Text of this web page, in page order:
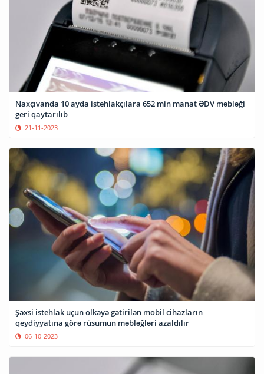
Naxçıvanda 10 ayda istehlakçılara 652 min manat ƏDV məbləği
geri qaytarılıb
21-11-2023
Şəxsi istehlak üçün ölkəyə gətirilən mobil cihazların
qeydiyyatına görə rüsumun məbləğləri azaldılır
06-10-2023